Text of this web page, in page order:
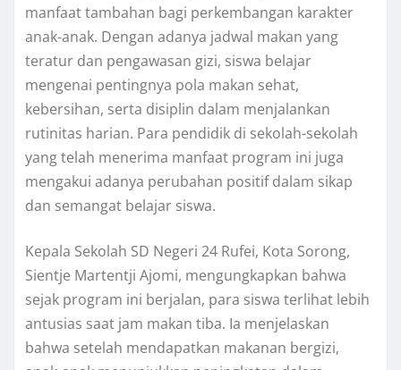
manfaat tambahan bagi perkembangan karakter
anak-anak. Dengan adanya jadwal makan yang
teratur dan pengawasan gizi, siswa belajar
mengenai pentingnya pola makan sehat,
kebersihan, serta disiplin dalam menjalankan
rutinitas harian. Para pendidik di sekolah-sekolah
yang telah menerima manfaat program ini juga
mengakui adanya perubahan positif dalam sikap
dan semangat belajar siswa.
Kepala Sekolah SD Negeri 24 Rufei, Kota Sorong,
Sientje Martentji Ajomi, mengungkapkan bahwa
sejak program ini berjalan, para siswa terlihat lebih
antusias saat jam makan tiba. Ia menjelaskan
bahwa setelah mendapatkan makanan bergizi,